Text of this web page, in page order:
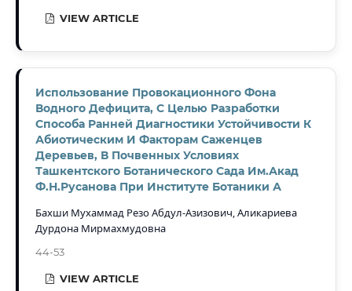
VIEW ARTICLE
Использование Провокационного Фона
Водного Дефицита, С Целью Разработки
Способа Ранней Диагностики Устойчивости К
Абиотическим И Факторам Саженцев
Деревьев, В Почвенных Условиях
Ташкентского Ботанического Сада Им.Акад
Ф.Н.Русанова При Институте Ботаники А
Бахши Мухаммад Резо Абдул-Азизович, Аликариева
Дурдона Мирмахмудовна
44-53
VIEW ARTICLE